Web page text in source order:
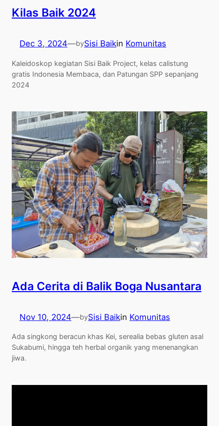
Kilas Baik 2024
Dec 3, 2024—bySisi Baikin Komunitas
Kaleidoskop kegiatan Sisi Baik Project, kelas calistung
gratis Indonesia Membaca, dan Patungan SPP sepanjang
2024
Ada Cerita di Balik Boga Nusantara
Nov 10, 2024—bySisi Baikin Komunitas
Ada singkong beracun khas Kei, serealia bebas gluten asal
Sukabumi, hingga teh herbal organik yang menenangkan
jiwa.